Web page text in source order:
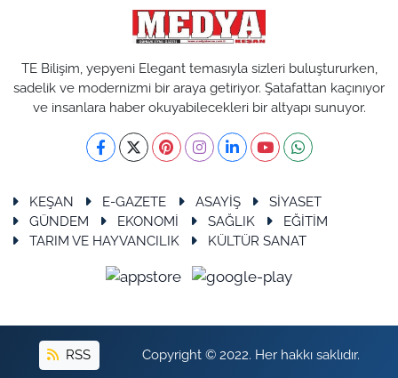
TE Bilişim, yepyeni Elegant temasıyla sizleri buluştururken,
sadelik ve modernizmi bir araya getiriyor. Şatafattan kaçınıyor
ve insanlara haber okuyabilecekleri bir altyapı sunuyor.
KEŞAN E-GAZETE ASAYİŞ
SİYASET
GÜNDEM
EKONOMİ SAĞLIK
EĞİTİM
TARIM VE HAYVANCILIK
KÜLTÜR SANAT
RSS Copyright © 2022. Her hakkı saklıdır.